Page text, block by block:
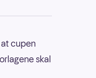
cupen
skal